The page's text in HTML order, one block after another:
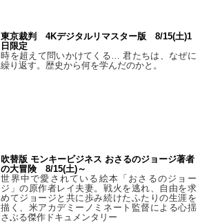
東京裁判 4Kデジタルリマスター版 8/15(土)1
日限定
時を超えて問いかけてくる… 君たちは、なぜに
繰り返す。歴史から何を学んだのかと。
吹替版 モンキービジネス おさるのジョージ著者
の大冒険 8/15(土)～
世界中で愛されている絵本「おさるのジョー
ジ」の原作者レイ夫妻。戦火を逃れ、自由を求
めてジョージと共に歩み続けたふたりの生涯を
描く、米アカデミーノミネート監督による心揺
さぶる傑作ドキュメンタリー